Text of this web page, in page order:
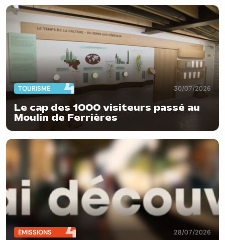
TOURISME 30/07/2026
Le cap des 1000 visiteurs passé au
Moulin de Ferrières
ÉMISSIONS 28/07/2026